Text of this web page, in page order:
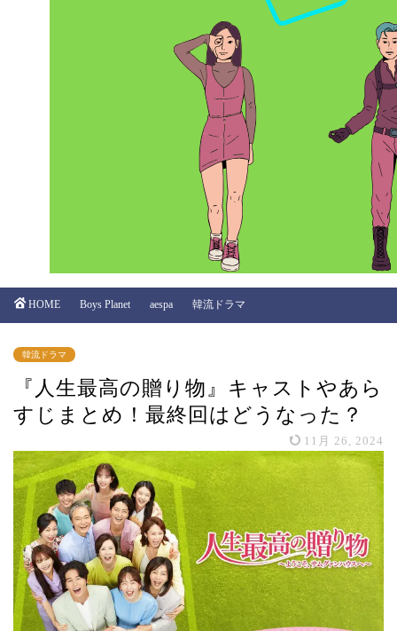
HOME Boys Planet aespa 韓流ドラマ
韓流ドラマ
『人生最高の贈り物』キャストやあら
すじまとめ！最終回はどうなった？
11月 26, 2024